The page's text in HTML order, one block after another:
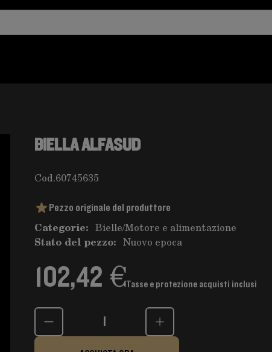
BIELLA ALFASUD
Cod.60745635
Pezzo originale del produttore
Categorie: Bielle/Motore e alimentazione
Stato del pezzo: Nuovo epoca
102,42 €Tasse e protezione acquisti inclusi
Quantità